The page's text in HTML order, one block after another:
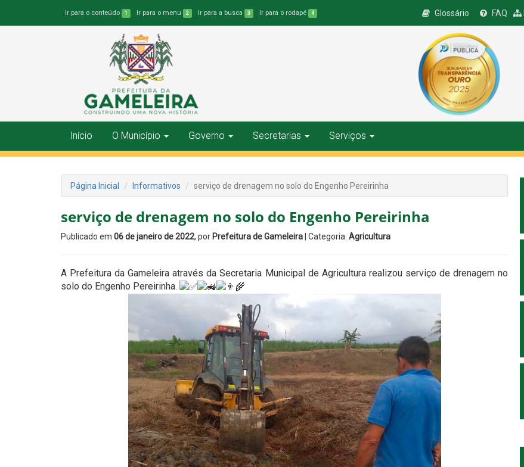
Ir para o conteúdo 1 Ir para o menu 2 Ir para a busca 3 Ir para o rodapé 4 Glossário FAQ
Início O Município Governo Secretarias Serviços
Página Inicial Informativos serviço de drenagem no solo do Engenho Pereirinha
serviço de drenagem no solo do Engenho Pereirinha
Publicado em 06 de janeiro de 2022, por Prefeitura de Gameleira | Categoria: Agricultura
A Prefeitura da Gameleira através da Secretaria Municipal de Agricultura realizou serviço de drenagem no
solo do Engenho Pereirinha.